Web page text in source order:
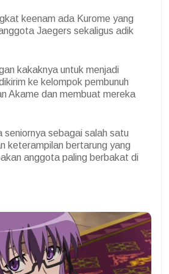
keenam ada Kurome yang
Jaegers sekaligus adik
kakaknya untuk menjadi
ke kelompok pembunuh
Akame dan membuat mereka
seniornya sebagai salah satu
keterampilan bertarung yang
anggota paling berbakat di